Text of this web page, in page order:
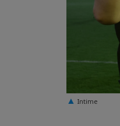
Intime